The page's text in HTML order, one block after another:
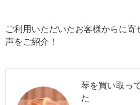
ご利用いただいたお客様からに寄
声をご紹介！
琴を買い取っ
た